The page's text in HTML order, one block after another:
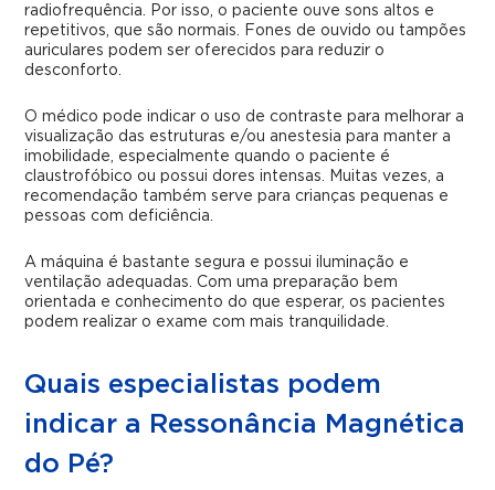
radiofrequência. Por isso, o paciente ouve sons altos e
repetitivos, que são normais. Fones de ouvido ou tampões
auriculares podem ser oferecidos para reduzir o
desconforto.
O médico pode indicar o uso de contraste para melhorar a
visualização das estruturas e/ou anestesia para manter a
imobilidade, especialmente quando o paciente é
claustrofóbico ou possui dores intensas. Muitas vezes, a
recomendação também serve para crianças pequenas e
pessoas com deficiência.
A máquina é bastante segura e possui iluminação e
ventilação adequadas. Com uma preparação bem
orientada e conhecimento do que esperar, os pacientes
podem realizar o exame com mais tranquilidade.
Quais especialistas podem
indicar a Ressonância Magnética
do Pé?